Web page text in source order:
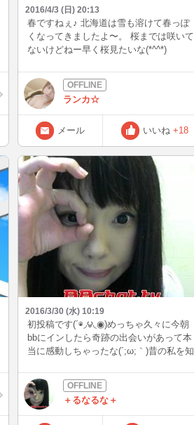
2016/4/3 (日) 20:13
春ですねぇ♪ 北海道は雪も溶けて春っぽ
くなってきましたよ〜。 桜までは咲いて
ないけどねー早く桜見たいな(*^^*)
ランカ☆
メール いいね +18
2016/3/30 (水) 10:19
初投稿です(´◉◞౪◟◉)めっちゃ久々に今朝
bbにインしたら奇跡の出会いがあって本
当に感動しちゃったな(´;ω;｀)昔の私を知
さ( *´艸｀) 歳取るにつれ涙もろくな
る・・・あるあるですね(＾◇＾)
＋るなるな＋